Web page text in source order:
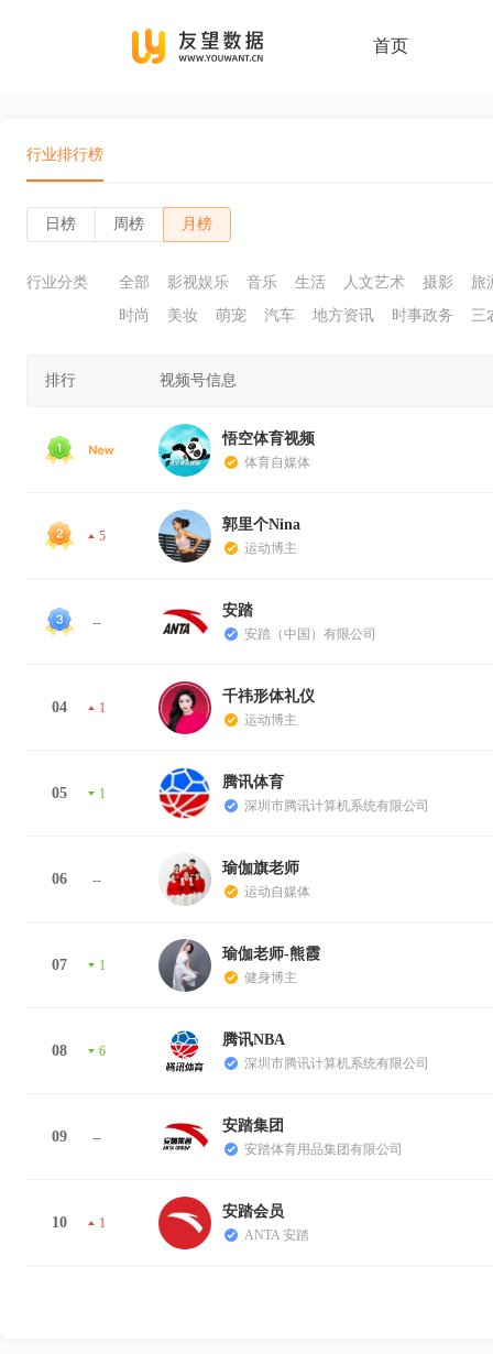
首页
行业排行榜
日榜 周榜 月榜
行业分类 全部 影视娱乐 音乐 生活 人文艺术 摄影
旅
时尚
美妆 萌宠 汽车 地方资讯 时事政务 三
排行 视频号信息
悟空体育视频
体育自媒体
5
郭里个Nina
运动博主
--
安踏
安踏（中国）有限公司
04 1
千祎形体礼仪
运动博主
05 1
腾讯体育
深圳市腾讯计算机系统有限公司
06 --
瑜伽旗老师
运动自媒体
07 1
瑜伽老师-熊霞
健身博主
08 6
腾讯NBA
深圳市腾讯计算机系统有限公司
09 --
安踏集团
安踏体育用品集团有限公司
10 1
安踏会员
ANTA 安踏